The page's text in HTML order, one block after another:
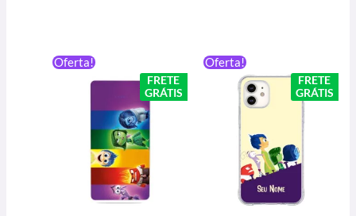
Oferta!
FRETE
GRÁTIS
preço
original
R$ 199,90.
preço
atual
é:
Oferta!
FRETE
GRÁTIS
original
era:
R$ 59,90.
preço
atual
é: